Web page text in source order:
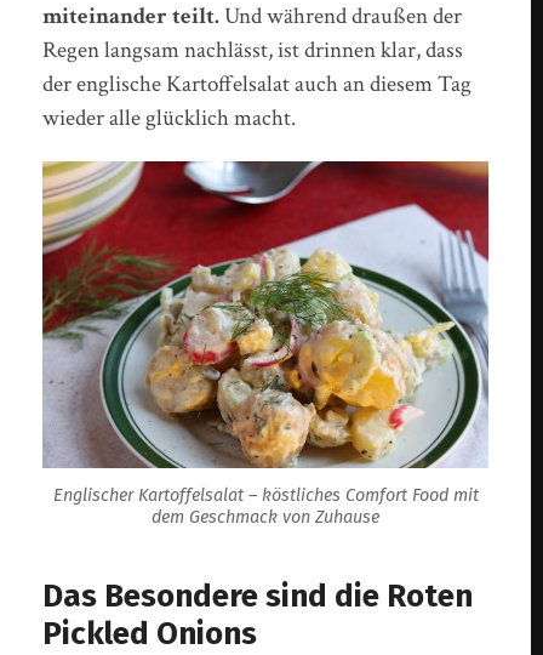
miteinander teilt. Und während draußen der
Regen langsam nachlässt, ist drinnen klar, dass
der englische Kartoffelsalat auch an diesem Tag
wieder alle glücklich macht.
Englischer Kartoffelsalat – köstliches Comfort Food mit
dem Geschmack von Zuhause
Das Besondere sind die Roten
Pickled Onions